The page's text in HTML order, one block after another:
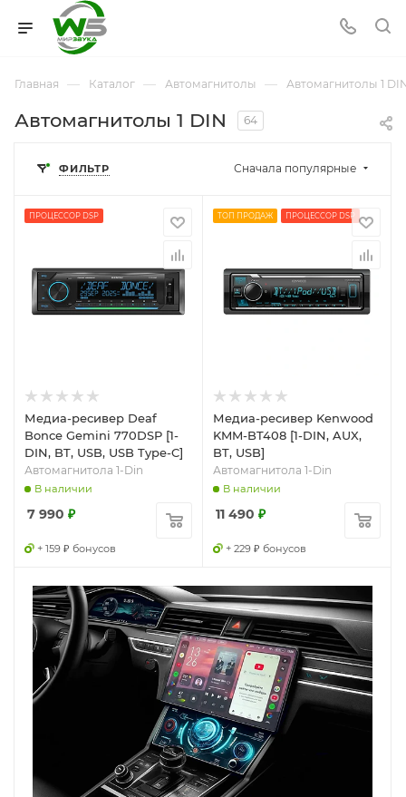
Главная — Каталог — Автомагнитолы — Автомагнитолы 1
Автомагнитолы 1 DIN 64
ФИЛЬТР Сначала популярные
ПРОЦЕССОР DSP
Медиа-ресивер Deaf
Bonce Gemini 770DSP [1-
DIN, BT, USB, USB Type-C]
Автомагнитола 1-Din
В наличии
7 990 ₽
+ 159 ₽ бонусов
ТОП ПРОДАЖ ПРОЦЕССОР DSP
Медиа-ресивер Kenwood
KMM-BT408 [1-DIN, AUX,
BT, USB]
Автомагнитола 1-Din
В наличии
11 490 ₽
+ 229 ₽ бонусов